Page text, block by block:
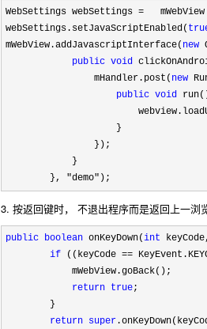
WebSettings webSettings =
webSettings.setJavaScriptEnabled(
mWebView.addJavascriptInterface( new
public void
                mHandler.post(
new
public void
                    }
                });
            }
        },
"demo");
3. 按返回键时， 不退出程序而是返回上一浏
public boolean onKeyDown(int
if ((keyCode ==
            mWebView.goBack();
return true;
        }
return super